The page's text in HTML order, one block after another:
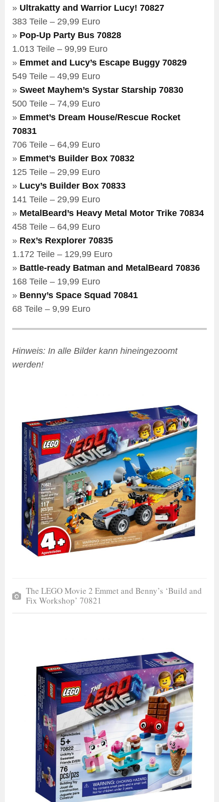
» Ultrakatty and Warrior Lucy! 70827
383 Teile – 29,99 Euro
» Pop-Up Party Bus 70828
1.013 Teile – 99,99 Euro
» Emmet and Lucy’s Escape Buggy 70829
549 Teile – 49,99 Euro
» Sweet Mayhem’s Systar Starship 70830
500 Teile – 74,99 Euro
» Emmet’s Dream House/Rescue Rocket
70831
706 Teile – 64,99 Euro
» Emmet’s Builder Box 70832
125 Teile – 29,99 Euro
» Lucy’s Builder Box 70833
141 Teile – 29,99 Euro
» MetalBeard’s Heavy Metal Motor Trike 70834
458 Teile – 64,99 Euro
» Rex’s Rexplorer 70835
1.172 Teile – 129,99 Euro
» Battle-ready Batman and MetalBeard 70836
168 Teile – 19,99 Euro
» Benny’s Space Squad 70841
68 Teile – 9,99 Euro
Hinweis: In alle Bilder kann hineingezoomt
werden!
The LEGO Movie 2 Emmet and Benny’s ‘Build and
Fix Workshop’ 70821